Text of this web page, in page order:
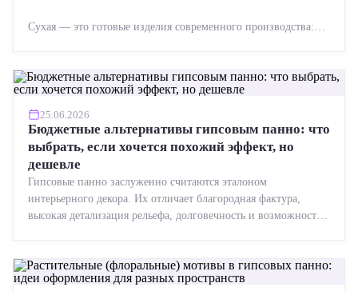
Сухая — это готовые изделия современного производства:
25.06.2026
Бюджетные альтернативы гипсовым панно: что
выбрать, если хочется похожий эффект, но
дешевле
Гипсовые панно заслуженно считаются эталоном
интерьерного декора. Их отличает благородная фактура,
высокая детализация рельефа, долговечность и возможность